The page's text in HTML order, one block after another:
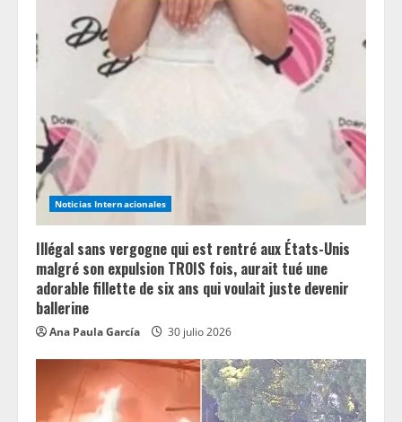
e
a
d
i
n
g Noticias Internacionales
Illégal sans vergogne qui est rentré aux États-Unis
malgré son expulsion TROIS fois, aurait tué une
adorable fillette de six ans qui voulait juste devenir
ballerine
Ana Paula García 30 julio 2026